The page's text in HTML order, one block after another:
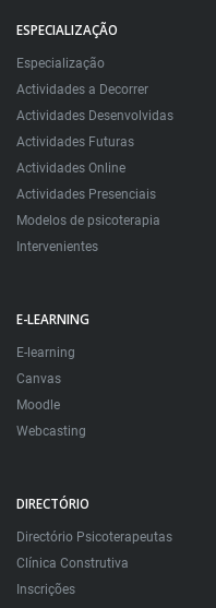
ESPECIALIZAÇÃO
Especialização
Actividades a Decorrer
Actividades Desenvolvidas
Actividades Futuras
Actividades Online
Actividades Presenciais
Modelos de psicoterapia
Intervenientes
E-LEARNING
E-learning
Canvas
Moodle
Webcasting
DIRECTÓRIO
Directório Psicoterapeutas
Clínica Construtiva
Inscrições